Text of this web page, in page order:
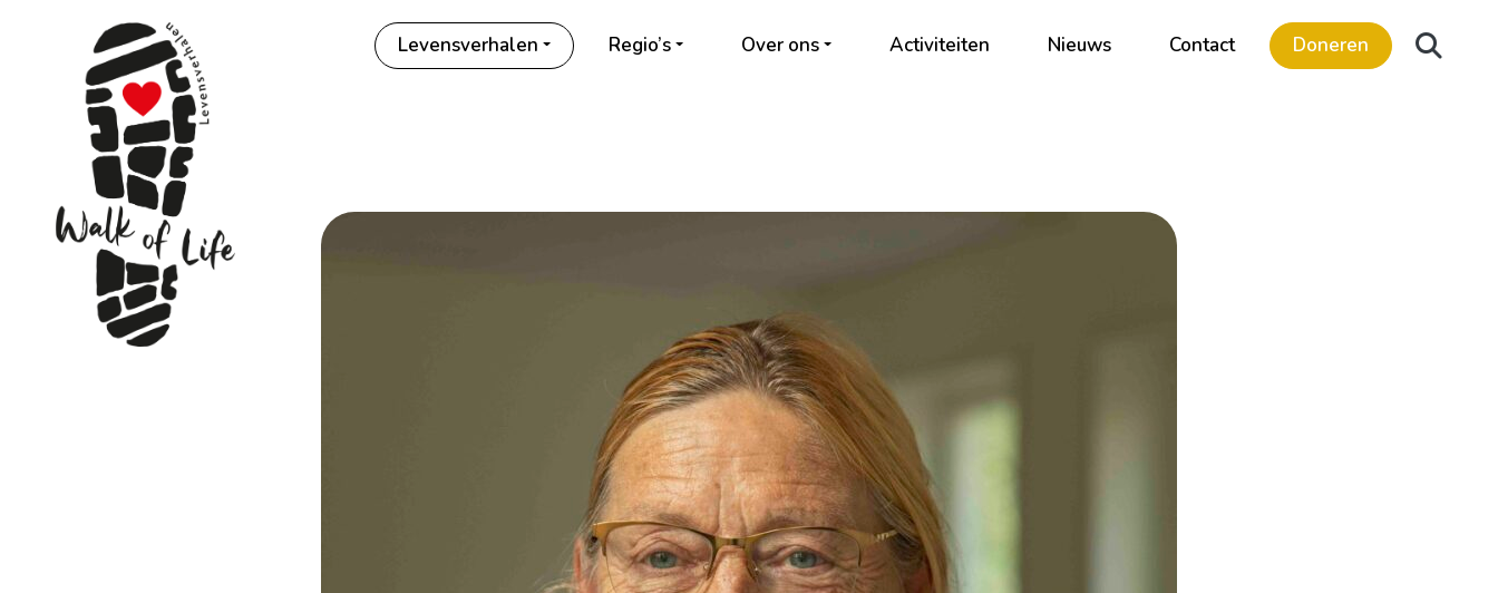
Levensverhalen Regio’s Over ons Activiteiten Nieuws Contact Doneren